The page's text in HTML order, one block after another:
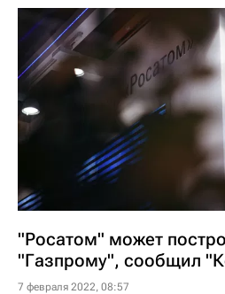
"Росатом" может
"Газпрому", сообщил
7 февраля 2022, 08:57